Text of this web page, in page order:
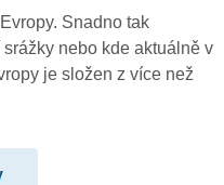
Snadno tak
nebo kde aktuálně v
je složen z více než